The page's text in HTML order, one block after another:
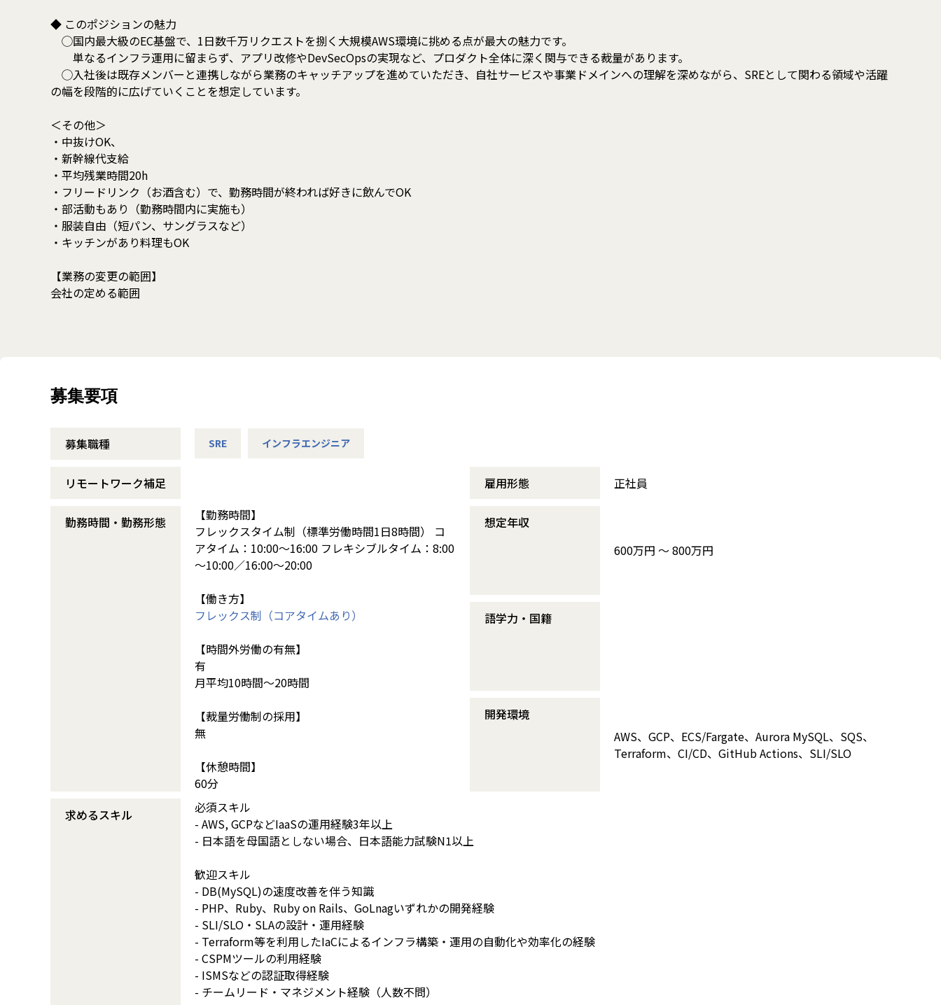
◆ このポジションの魅力
◯国内最大級のEC基盤で、1日数千万リクエストを捌く大規模AWS環境に挑める点が最大の魅力です。
単なるインフラ運用に留まらず、アプリ改修やDevSecOpsの実現など、プロダクト全体に深く関与できる裁量があります。
◯入社後は既存メンバーと連携しながら業務のキャッチアップを進めていただき、自社サービスや事業ドメインへの理解を深めながら、SREとして関わる領域や活躍
の幅を段階的に広げていくことを想定しています。
＜その他＞
・中抜けOK、
・新幹線代支給
・平均残業時間20h
・フリードリンク（お酒含む）で、勤務時間が終われば好きに飲んでOK
・部活動もあり（勤務時間内に実施も）
・服装自由（短パン、サングラスなど）
・キッチンがあり料理もOK
【業務の変更の範囲】
会社の定める範囲
募集要項
募集職種 SRE インフラエンジニア
リモートワーク補足 雇用形態 正社員
勤務時間・勤務形態
【勤務時間】
フレックスタイム制（標準労働時間1日8時間） コ
アタイム：10:00～16:00 フレキシブルタイム：8:00
～10:00／16:00～20:00
【働き方】
フレックス制（コアタイムあり）
【時間外労働の有無】
有
月平均10時間～20時間
【裁量労働制の採用】
無
【休憩時間】
60分
想定年収
600万円 〜 800万円
語学力・国籍
開発環境
AWS、GCP、ECS/Fargate、Aurora MySQL、SQS、
Terraform、CI/CD、GitHub Actions、SLI/SLO
求めるスキル
必須スキル
- AWS, GCPなどIaaSの運用経験3年以上
- 日本語を母国語としない場合、日本語能力試験N1以上
歓迎スキル
- DB(MySQL)の速度改善を伴う知識
- PHP、Ruby、Ruby on Rails、GoLnagいずれかの開発経験
- SLI/SLO・SLAの設計・運用経験
- Terraform等を利用したIaCによるインフラ構築・運用の自動化や効率化の経験
- CSPMツールの利用経験
- ISMSなどの認証取得経験
- チームリード・マネジメント経験（人数不問）